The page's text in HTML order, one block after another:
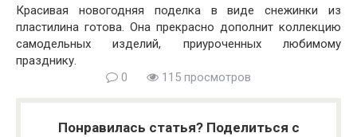
Красивая новогодняя поделка в виде снежинки из
пластилина готова. Она прекрасно дополнит коллекцию
самодельных изделий, приуроченных любимому
празднику.
0
115 просмотров
Понравилась статья? Поделиться с